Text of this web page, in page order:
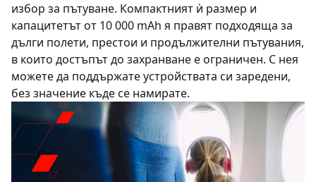
избор за пътуване. Компактният ѝ размер и
капацитетът от 10 000 mAh я правят подходяща за
дълги полети, престои и продължителни пътувания,
в които достъпът до захранване е ограничен. С нея
можете да поддържате устройствата си заредени,
без значение къде се намирате.